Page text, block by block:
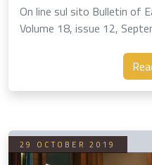
On line sul sito Bulletin of
Volume 18, issue 12,
2016-2017 Seismic
29 OCTOBER 2019